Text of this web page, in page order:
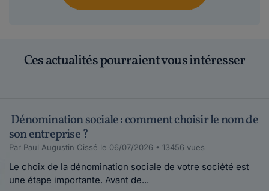
Ces actualités pourraient vous intéresser
Dénomination sociale : comment choisir le nom de
son entreprise ?
Par Paul Augustin Cissé le 06/07/2026 • 13456 vues
Le choix de la dénomination sociale de votre société est
une étape importante. Avant de...